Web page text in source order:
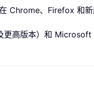
Chrome、Firefox 和
高版本）和